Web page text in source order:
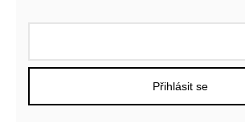
Přihlásit se